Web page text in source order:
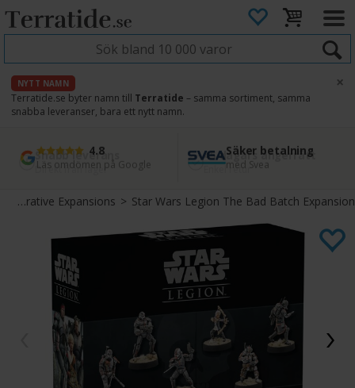
NYTT NAMN
Terratide.se byter namn till Terratide – samma sortiment, samma
snabba leveranser, bara ett nytt namn.
×
4.8
Läs omdömen på Google
Säker betalning
med Svea
Snabb leverans
Direkt från lager
45 dagars ångerrätt
Enkel retur
Operative Expansions>Star Wars Legion The Bad Batch Expansion